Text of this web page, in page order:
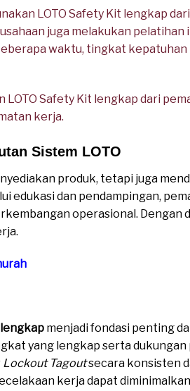
LOTO Safety Kit lengkap dari
juga melakukan
waktu, tingkat
Safety Kit lengkap dari
kerja.
Sistem LOTO
produk, tetapi juga
edukasi dan pendampingan,
operasional.
lengkap menjadi fondasi penting
yang lengkap serta
Lockout Tagoutsecara konsisten
kerja dapat